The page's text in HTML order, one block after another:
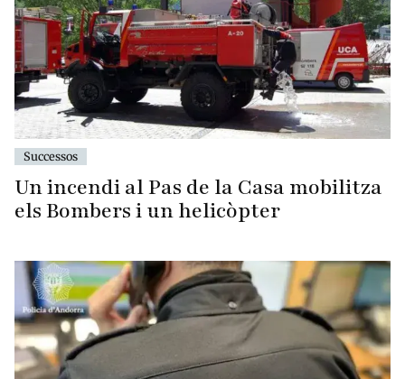
Successos
Un incendi al Pas de la Casa mobilitza
els Bombers i un helicòpter